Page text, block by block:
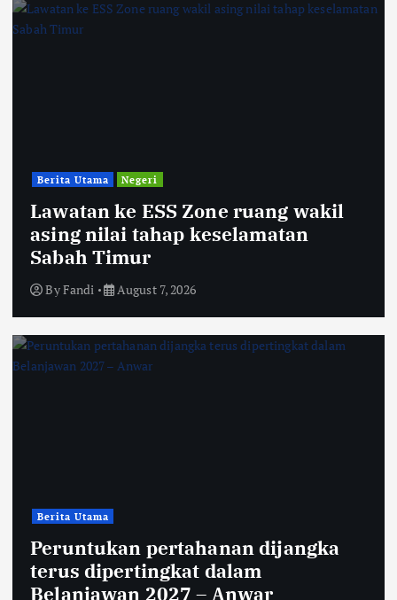
Berita Utama Negeri
Lawatan ke ESS Zone ruang wakil
asing nilai tahap keselamatan
Sabah Timur
ByFandi August 7, 2026
Berita Utama
Peruntukan pertahanan dijangka
terus dipertingkat dalam
Belanjawan 2027 – Anwar